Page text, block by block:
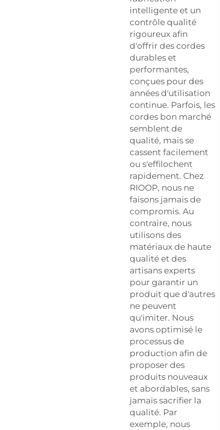
intelligente et un
contrôle qualité
rigoureux afin
d'offrir des cordes
durables et
performantes,
conçues pour des
années d'utilisation
continue. Parfois, les
cordes bon marché
semblent de
qualité, mais se
cassent facilement
ou s'effilochent
rapidement. Chez
RIOOP, nous ne
faisons jamais de
compromis. Au
contraire, nous
utilisons des
matériaux de haute
qualité et des
artisans experts
pour garantir un
produit que d'autres
ne peuvent
qu'imiter. Nous
avons optimisé le
processus de
production afin de
proposer des
produits nouveaux
et abordables, sans
jamais sacrifier la
qualité. Par
exemple, nous